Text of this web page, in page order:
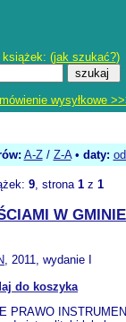
książek: (jak szukać?)
wysyłkowe
A-Z/ Z-A• daty:
9, strona 1 z 1
W
, 2011, wydanie I
do koszyka
PRAWO